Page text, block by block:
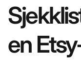
en